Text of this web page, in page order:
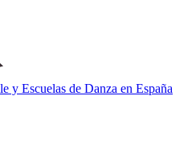
y Escuelas de Danza en España